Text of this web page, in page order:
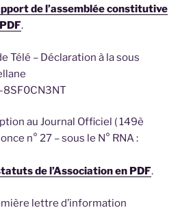
de l’assemblée constitutive
.
Télé – Déclaration à la sous
au Journal Officiel ( 149è
n° 27 – sous le N° RNA :
de l’Association en PDF.
lettre d’information